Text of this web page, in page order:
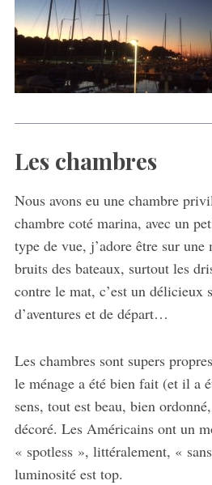
Les chambres
Nous avons eu une chambre
chambre coté marina, avec un
type de vue, j’adore être sur une
bruits des bateaux, surtout les
contre le mat, c’est un délicieux
d’aventures et de départ…
Les chambres sont supers
le ménage a été bien fait (et il a
sens, tout est beau, bien
décoré. Les Américains ont un
« spotless », littéralement, «
luminosité est top.